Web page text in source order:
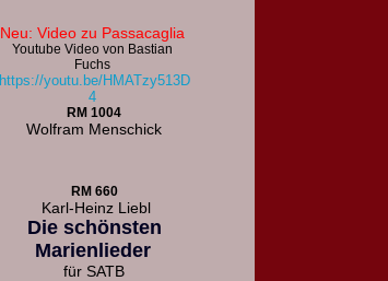
Neu: Video zu Passacaglia
Youtube Video von Bastian
Fuchs
https://youtu.be/HMATzy513D
4
RM 1004
Wolfram Menschick
RM 660
Karl-Heinz Liebl
Die schönsten
Marienlieder
für SATB